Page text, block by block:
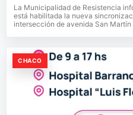
La Municipalidad de Resistencia
está habilitada la nueva
intersección de avenida San
CHACO